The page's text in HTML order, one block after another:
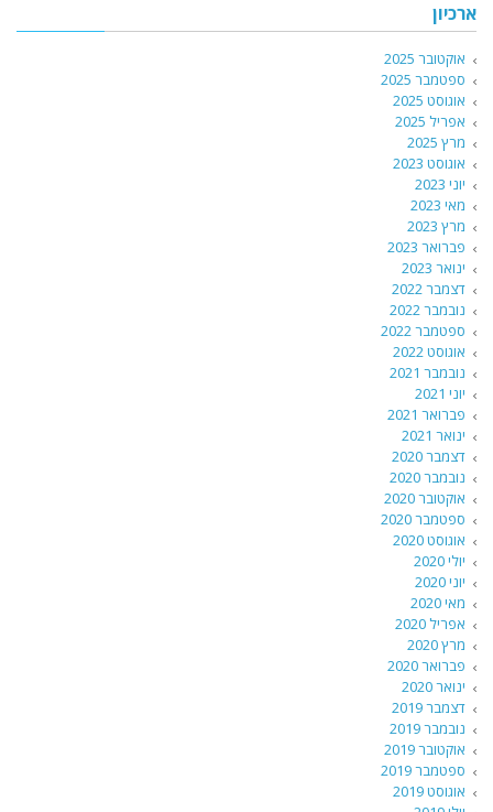
ארכיון
אוקטובר 2025
ספטמבר 2025
אוגוסט 2025
אפריל 2025
מרץ 2025
אוגוסט 2023
יוני 2023
מאי 2023
מרץ 2023
פברואר 2023
ינואר 2023
דצמבר 2022
נובמבר 2022
ספטמבר 2022
אוגוסט 2022
נובמבר 2021
יוני 2021
פברואר 2021
ינואר 2021
דצמבר 2020
נובמבר 2020
אוקטובר 2020
ספטמבר 2020
אוגוסט 2020
יולי 2020
יוני 2020
מאי 2020
אפריל 2020
מרץ 2020
פברואר 2020
ינואר 2020
דצמבר 2019
נובמבר 2019
אוקטובר 2019
ספטמבר 2019
אוגוסט 2019